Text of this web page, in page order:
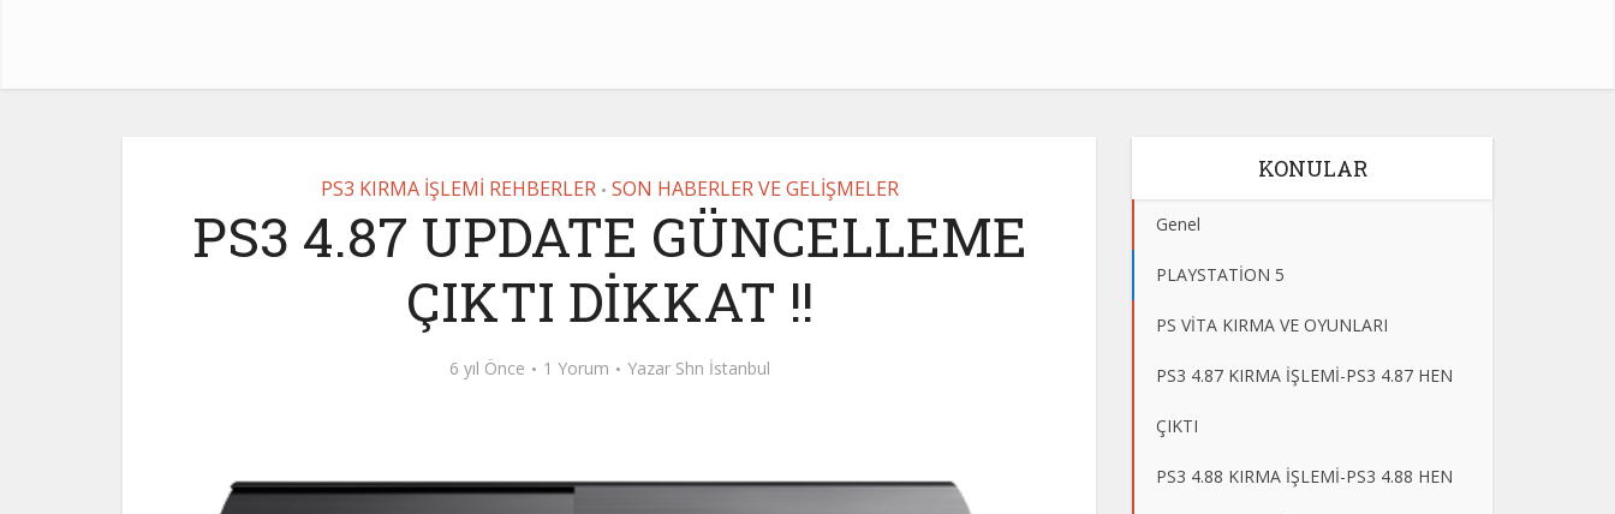
PS3 KIRMA İŞLEMİ REHBERLER • SON HABERLER VE GELİŞMELER
PS3 4.87 UPDATE GÜNCELLEME
ÇIKTI DİKKAT !!
6 yıl Önce 1 Yorum Yazar Shn İstanbul
KONULAR
Genel
PLAYSTATİON 5
PS VİTA KIRMA VE OYUNLARI
PS3 4.87 KIRMA İŞLEMİ-PS3 4.87 HEN
ÇIKTI
PS3 4.88 KIRMA İŞLEMİ-PS3 4.88 HEN